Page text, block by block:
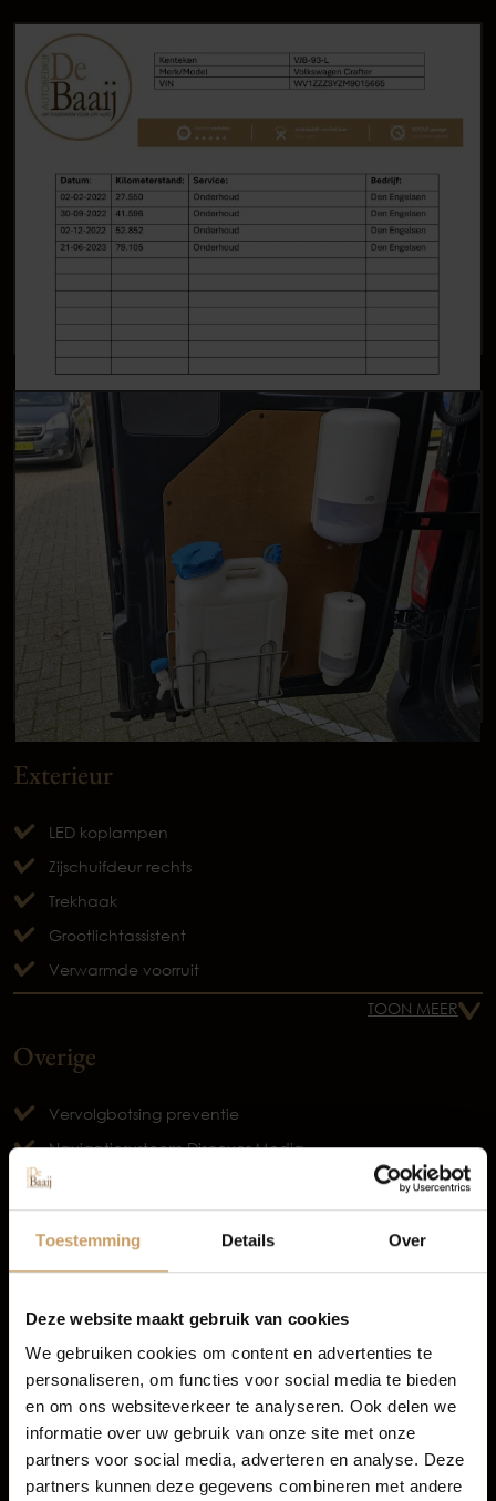
Toestemming Details Over
Deze website maakt gebruik van cookies
We gebruiken cookies om content en advertenties te
personaliseren, om functies voor social media te bieden
en om ons websiteverkeer te analyseren. Ook delen we
informatie over uw gebruik van onze site met onze
partners voor social media, adverteren en analyse. Deze
partners kunnen deze gegevens combineren met andere
Exterieur
LED koplampen
Zijschuifdeur rechts
Trekhaak
Grootlichtassistent
Verwarmde voorruit
TOON MEER
Overige
Vervolgbotsing preventie
Navigatiesysteem Discover Media
Digitale radio ontvangst
stuur multifunctioneel
Verwarmbare voorruit
Occasions
Autolease
Financiering
Autoverzekeringen
Verkoop